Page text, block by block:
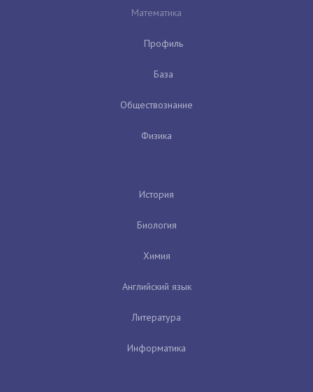
Математика
Профиль
База
Обществознание
Физика
История
Биология
Химия
Английский язык
Литература
Информатика